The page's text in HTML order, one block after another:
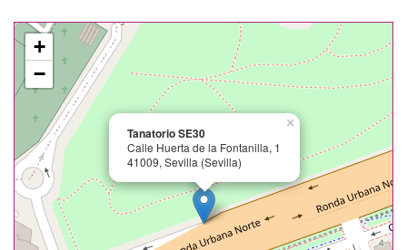
Tanatorio SE30
Calle Huerta de la Fontanilla, 1
41009, Sevilla (Sevilla)
×
+
−